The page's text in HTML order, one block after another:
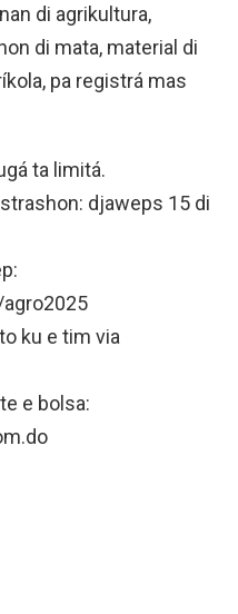
di agrikultura,
di mata, material di
pa registrá mas
ta limitá.
djaweps 15 di
ku e tim via
e bolsa: